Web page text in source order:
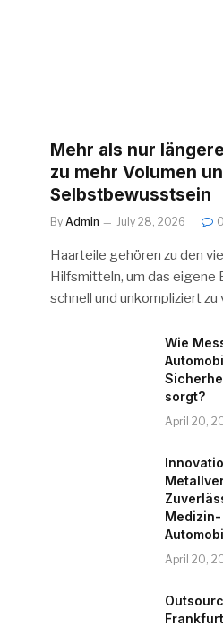
Mehr als nur
zu mehr Volumen
Selbstbewusstsein
By Admin July 28, 2026 0
Haarteile gehören zu den
Hilfsmitteln, um das eigene
schnell und unkompliziert zu
Wie
sorgt?
April 20,
Medizin-
April 20,